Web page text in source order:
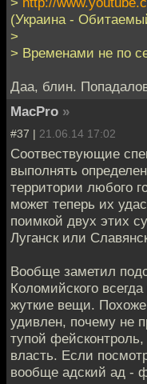
(Украина -
>
> Временами не по
Даа, блин.
MacPro »
#37 | 21.06.14 17:02
Соотвествующие
выполнять
территории любого
может теперь их
поимкой двух этих
Луганск или
Вообще заметил
Коломийского
жуткие вещи.
удивлен, почему не
тупой
власть. Если
вообще адский ад -